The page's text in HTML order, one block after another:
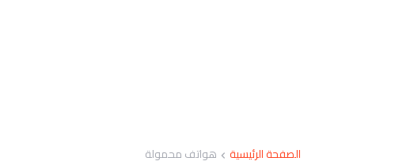
الصفحة الرئيسية هواتف محمولة